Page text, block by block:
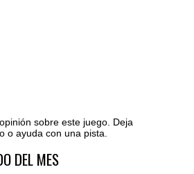
sobre este juego. Deja
o ayuda con una pista.
comentarios
DEL MES